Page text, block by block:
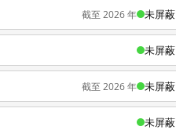
截至 2026 年 未屏蔽
未屏蔽
截至 2026 年 未屏蔽
未屏蔽